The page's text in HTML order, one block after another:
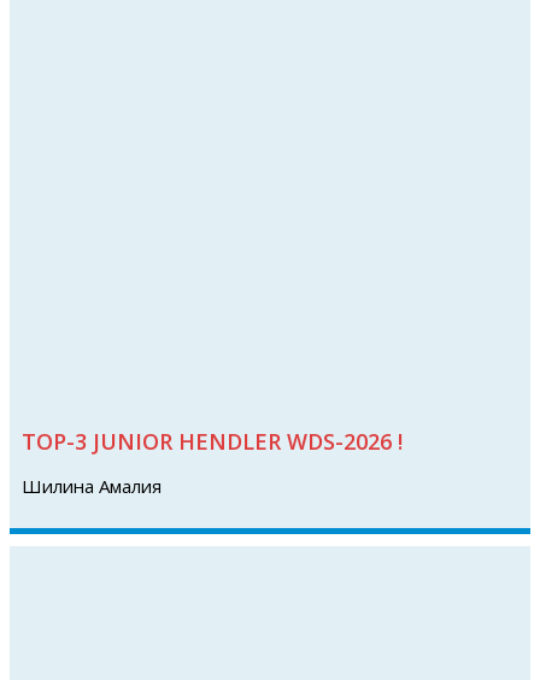
TOP-3 JUNIOR HENDLER WDS-2026 !
Шилина Амалия